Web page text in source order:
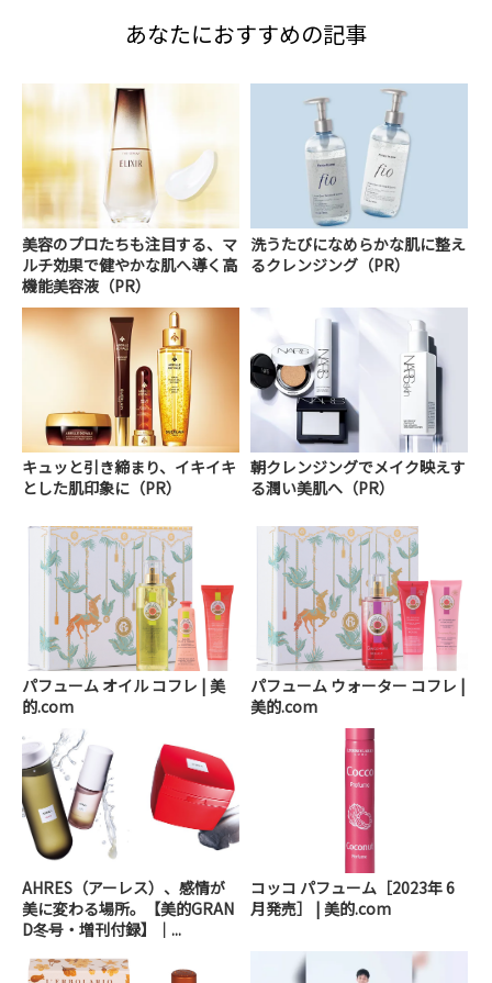
あなたにおすすめの記事
美容のプロたちも注目する、マ
ルチ効果で健やかな肌へ導く高
機能美容液（PR）
洗うたびになめらかな肌に整え
るクレンジング（PR）
キュッと引き締まり、イキイキ
とした肌印象に（PR）
朝クレンジングでメイク映えす
る潤い美肌へ（PR）
パフューム オイル コフレ | 美
的.com
パフューム ウォーター コフレ |
美的.com
AHRES（アーレス）、感情が
美に変わる場所。【美的GRAN
D冬号・増刊付録】｜...
コッコ パフューム［2023年 6
月発売］ | 美的.com